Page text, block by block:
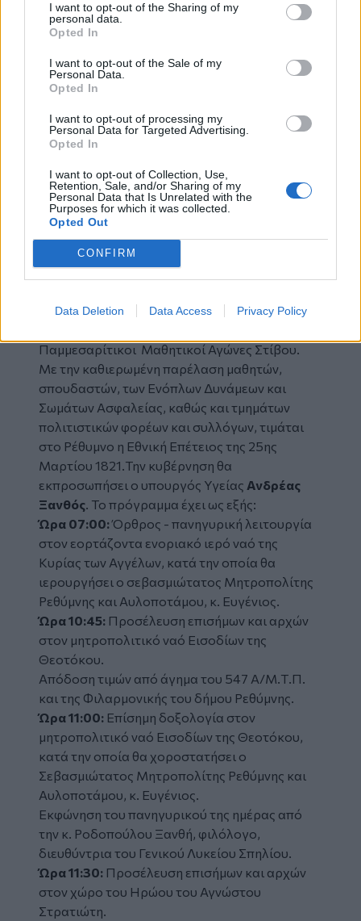
I want to opt-out of the Sharing of my
personal data.
Opted In
I want to opt-out of the Sale of my
Personal Data.
Opted In
I want to opt-out of processing my
Personal Data for Targeted Advertising.
Opted In
I want to opt-out of Collection, Use,
Retention, Sale, and/or Sharing of my
Personal Data that Is Unrelated with the
Purposes for which it was collected.
Opted Out
CONFIRM
Data Deletion Data Access Privacy Policy
Τήρηση ενός λεπτού σιγή
Εθνικός ύμνος.
δ) Παρέλαση με τη σειρά:
Νηπιαγωγείο Πόμπιας - Δημοτικό Σχολείο
Πόμπιας - Γυμνάσιο Πόμπιας - Λύκειο Πόμπιας.
Τελετάρχης ορίζεται ο καθηγητής Φυσικής
Αγωγής του Γυμνασίου - Λυκείου Πόμπιας, κος
Φουστανάκης Δημήτρης
Στους χώρους των εκδηλώσεων, την τάξη θα
τηρεί το Αστυνομικό Τμήμα Φαιστού.
Όσοι επιθυμούν να καταθέσουν στέφανο, να
επικοινωνήσουν μέχρι την Πέμπτη 22-03-2018
στα τηλέφωνα του Δήμου 2892340-270 και
2892340-202 κ. Βογιατζάκης Κων/νος.
6:00μ.μ. θα διεξαχθούν στο Δημοτικό Στάδιο
Παμμεσαρίτικοι Μαθητικοί Αγώνες Στίβου.
Με την καθιερωμένη παρέλαση μαθητών,
σπουδαστών, των Ενόπλων Δυνάμεων και
Σωμάτων Ασφαλείας, καθώς και τμημάτων
πολιτιστικών φορέων και συλλόγων, τιμάται
στο Ρέθυμνο η Εθνική Επέτειος της 25ης
Μαρτίου 1821.Την κυβέρνηση θα
εκπροσωπήσει ο υπουργός Υγείας Ανδρέας
Ξανθός. Το πρόγραμμα έχει ως εξής:
Ώρα 07:00:Όρθρος - πανηγυρική λειτουργία
στον εορτάζοντα ενοριακό ιερό ναό της
Κυρίας των Αγγέλων, κατά την οποία θα
ιερουργήσει ο σεβασμιώτατος Μητροπολίτης
Ρεθύμνης και Αυλοποτάμου, κ. Ευγένιος.
Ώρα 10:45: Προσέλευση επισήμων και αρχών
στον μητροπολιτικό ναό Εισοδίων της
Θεοτόκου.
Απόδοση τιμών από άγημα του 547 Α/Μ.Τ.Π.
και της Φιλαρμονικής του δήμου Ρεθύμνης.
Ώρα 11:00: Επίσημη δοξολογία στον
μητροπολιτικό ναό Εισοδίων της Θεοτόκου,
κατά την οποία θα χοροστατήσει ο
Σεβασμιώτατος Μητροπολίτης Ρεθύμνης και
Αυλοποτάμου, κ. Ευγένιος.
Εκφώνηση του πανηγυρικού της ημέρας από
την κ. Ροδοπούλου Ξανθή, φιλόλογο,
διευθύντρια του Γενικού Λυκείου Σπηλίου.
Ώρα 11:30: Προσέλευση επισήμων και αρχών
στον χώρο του Ηρώου του Αγνώστου
Στρατιώτη.